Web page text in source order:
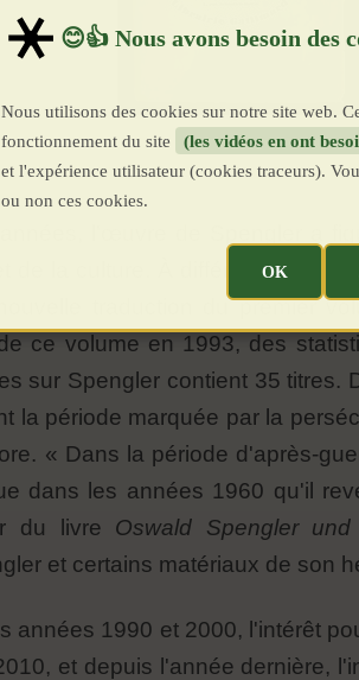
l'œuvre de Spengler a
de la culture. À différents
traduction du premier
ce volume en 1993, des
sur Spengler contient 35
la période marquée par la
« Dans la période d'après-
dans les années 1960 qu'il
du livre Oswald Spengler
et certains matériaux de son
années 1990 et 2000, l'intérêt
et depuis l'année dernière,
Nous utilisons des cookies sur notre site web.
fonctionnement du site
(les vidéos en ont
et l'expérience utilisateur (cookies traceurs).
ou non ces cookies.
OK